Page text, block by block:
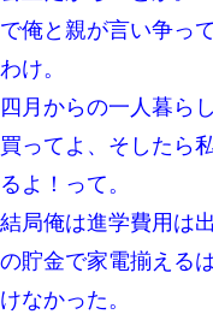
結婚生活10ヶ月目で嫁か
された
スマホを与えられて、中
された弟が、大学進学の
小学生の妹が20代の弟
見てから実家を出た。そ
くもう堕胎できない月
タあんてな
で俺と親が言い争っ
わけ。
四月からの一人暮ら
買ってよ、そしたら
るよ！って。
結局俺は進学費用は
の貯金で家電揃える
けなかった。